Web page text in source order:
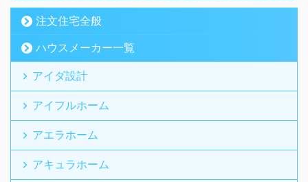
注文住宅全般
ハウスメーカー一覧
アイダ設計
アイフルホーム
アエラホーム
アキュラホーム